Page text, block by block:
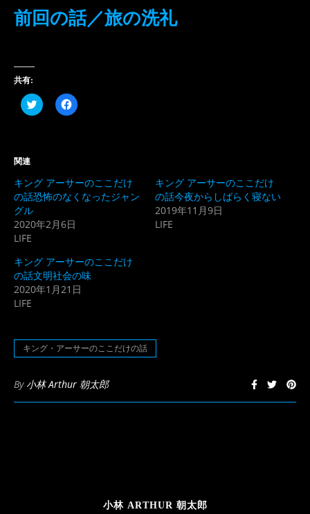
前回の話／旅の洗礼
共有:
ク
リ
有
(新
し
ウ
ィ
ウ
で
開
き
ま
Facebook
で
リ
ッ
ク
て
く
(新
し
い
ウ
で
開
き
関連
キング アーサーのここだけ
の話恐怖のなくなったジャン
グル
2020年2月6日
LIFE
キング アーサーのここだけ
の話今夜からしばらく寝ない
2019年11月9日
LIFE
キング アーサーのここだけ
の話文明社会の味
2020年1月21日
LIFE
キング・アーサーのここだけの話
By 小林 Arthur 朝太郎
小林 ARTHUR 朝太郎